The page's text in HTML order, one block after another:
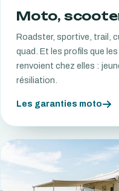
Moto,
Roadster, sportive, trail,
quad. Et les profils que
renvoient chez elles :
résiliation.
Les garanties moto